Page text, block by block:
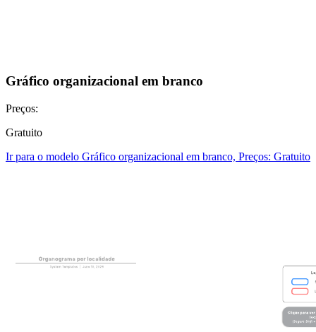
Gráfico organizacional em branco
Preços:
Gratuito
Ir para o modelo Gráfico organizacional em branco, Preços: Gratuito